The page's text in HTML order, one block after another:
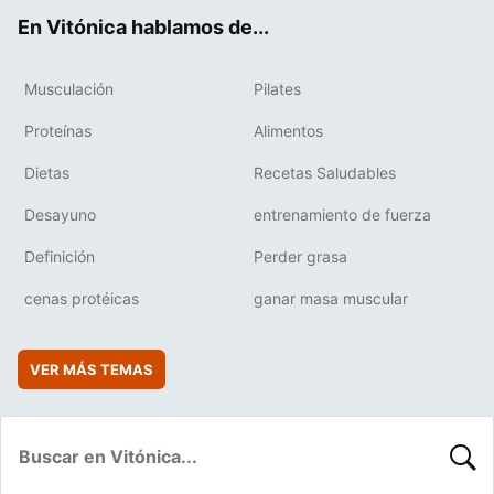
En Vitónica hablamos de...
Musculación Pilates
Proteínas Alimentos
Dietas Recetas Saludables
Desayuno entrenamiento de fuerza
Definición Perder grasa
cenas protéicas ganar masa muscular
VER MÁS TEMAS